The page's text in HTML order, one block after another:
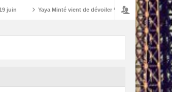
Yaya Minté vient de dévoiler ‘So’, son premier album